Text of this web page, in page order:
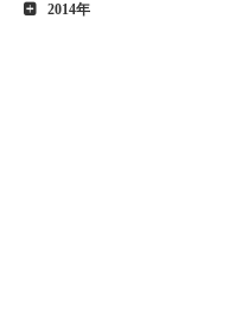
2014年